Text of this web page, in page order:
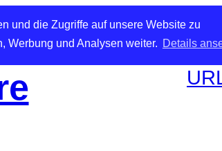
und die Zugriffe auf unsere Website zu
Werbung und Analysen weiter. Details